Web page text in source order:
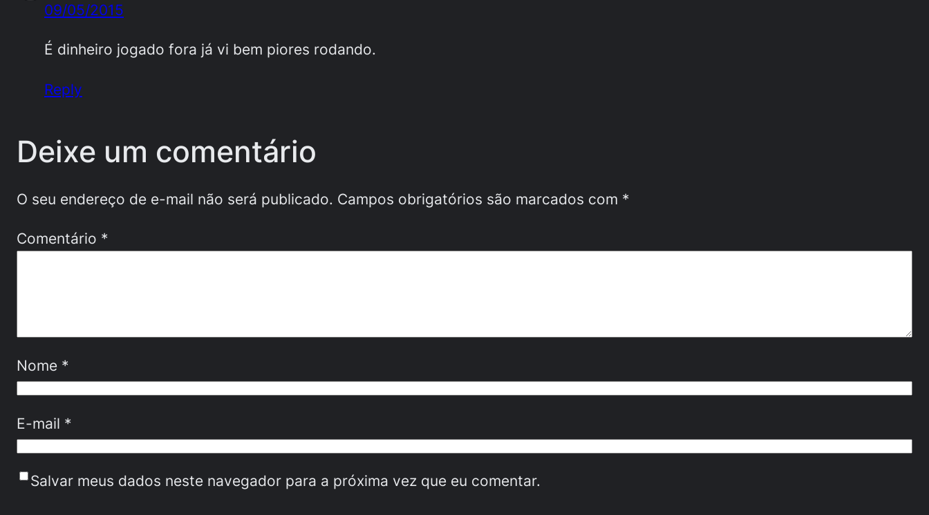
09/05/2015
É dinheiro jogado fora já vi bem piores rodando.
Reply
Deixe um comentário
O seu endereço de e-mail não será publicado. Campos obrigatórios são marcados com *
Comentário *
Nome *
E-mail *
Salvar meus dados neste navegador para a próxima vez que eu comentar.